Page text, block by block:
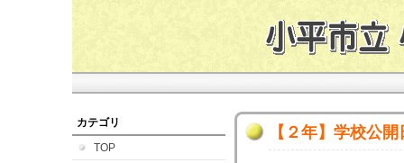
カテゴリ
TOP
【２年】学校公開